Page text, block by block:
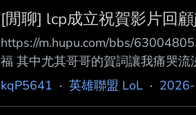
[閒聊] lcp成立祝賀影片回
https://m.hupu.com/bbs/
福 其中尤其哥哥的賀詞讓我痛哭流
打開一扇新的大門的同時，也會迎
kqP5641 · 英雄聯盟 LoL ·